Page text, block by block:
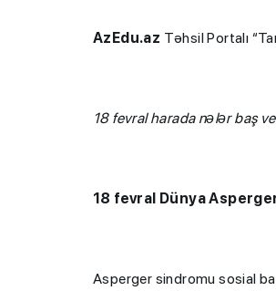
AzEdu.az Təhsil Portalı
18 fevral harada nәlәr baş
18 fevral Dünya
Asperger sindromu sosial